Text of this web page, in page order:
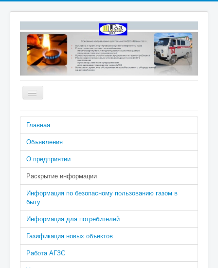
Включить/
Номера телефонов аварийно-
диспетчерской службы: 04 (040 с
Главная
Объявления
О предприятии
Раскрытие информации
Информация по безопасному пользованию газом в
быту
Информация для потребителей
Газификация новых объектов
Работа АГЗС